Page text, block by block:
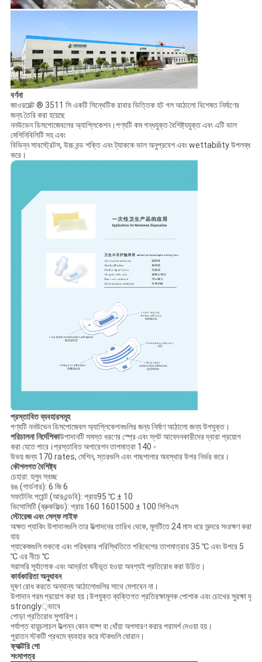
বর্ণনা
জাওরমেল্ট ® 3511 সি একটি সিন্থেটিক রাবার ভিত্তিক হট গল আঠালো বিশেষত নির্মাণের
জন্য তৈরি করা হয়েছে
ননউভেন ডিসপোজেবলের অ্যাপ্লিকেশন।পণ্যটি কম গন্ধযুক্ত বৈশিষ্ট্যযুক্ত এবং এটি ভাল
মেশিনিবিলিটি সহ এবং
বিভিন্ন সাবস্ট্রেটস, উচ্চ বন্ড শক্তি এবং ট্যাককে ভাল অনুপ্রবেশ এবং wettability উপলব্ধ
করে।
প্রস্তাবিত ব্যবহারসমূহ
পণ্যটি ননউভেন ডিসপোজেবল অ্যাপ্লিকেশনগুলির জন্য নির্মাণ আঠালো জন্য উপযুক্ত।
পরিচালনা নির্দেশিকাউপাদানটি সমস্ত ধরণের স্প্রে এবং স্লট আবেদনকারীদের দ্বারা প্রয়োগ
করা যেতে পারে।প্রস্তাবিত অপারেশন তাপমাত্রা 140 -
উভয় জন্য 170 rates, মেশিন, স্তরগুলি এবং গাছপালার অবস্থার উপর নির্ভর করে।
কৌশলগত বৈশিষ্ট্য
চেহারা: হলুদ স্বচ্ছ
রঙ (গার্ডনার): 6 জি 6
সফটেনিং পয়েন্ট (আরএন্ডবি): প্রায়95 ℃ ± 10
ভিসোসিটি (ব্রুকফিল্ড): প্রায় 160 1601500 ± 100 সিপিএস
স্টোরেজ এবং সেল্ফ লাইফ
অক্ষত প্যাকিং উপাদানগুলি তার উত্পাদনের তারিখ থেকে, মূলটিতে 24 মাস ধরে অন্দরে সংরক্ষণ করা
যায়
প্যাকেজগুলি শুকনো এবং পরিষ্কার পরিস্থিতিতে পরিবেশের তাপমাত্রায় 35 ℃ এবং উপরে 5
℃ এর নীচে ℃
সরাসরি সূর্যালোক এবং আর্দ্রতা ঘনীভূত হওয়া অবশ্যই প্রতিরোধ করা উচিত।
কার্যকারিতা অনুধাবন
দূষণ রোধ করতে অন্যান্য আঠালোগুলির সাথে মেশাবেন না।
উপাদান গরম প্রয়োগ করা হয়।উপযুক্ত ব্যক্তিগত প্রতিরক্ষামূলক পোশাক এবং চোখের সুরক্ষা দৃ
strongly়ভাবে
পোড়া প্রতিরোধ সুপারিশ।
পর্যাপ্ত বায়ুচলাচল উত্পন্ন কোন বাষ্প বা ধোঁয়া অপসারণ করার পরামর্শ দেওয়া হয়।
পুরাতন স্টকটি প্রথমে ব্যবহার করে স্টকগুলি ঘোরান।
ফ্যাক্টরি শো
শংসাপত্র